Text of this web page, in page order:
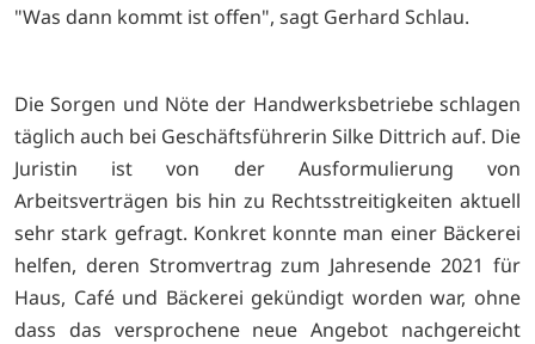
"Was dann kommt ist offen", sagt Gerhard Schlau.
Die Sorgen und Nöte der Handwerksbetriebe schlagen
täglich auch bei Geschäftsführerin Silke Dittrich auf. Die
Juristin ist von der Ausformulierung von
Arbeitsverträgen bis hin zu Rechtsstreitigkeiten aktuell
sehr stark gefragt. Konkret konnte man einer Bäckerei
helfen, deren Stromvertrag zum Jahresende 2021 für
Haus, Café und Bäckerei gekündigt worden war, ohne
dass das versprochene neue Angebot nachgereicht